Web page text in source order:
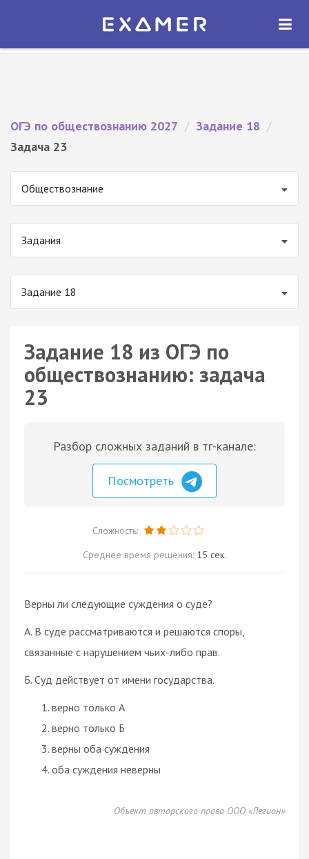
Экзамер — ЕГЭ 2027
ОТКРЫТЬ
ОГЭ по обществознанию 2027 / Задание 18 /
Задача 23
Обществознание
Задания
Задание 18
Задание 18 из ОГЭ по
обществознанию: задача
23
Разбор сложных заданий в тг-канале:
Посмотреть
Сложность:
Среднее время решения: 15 сек.
Верны ли следующие суждения о суде?
А. В суде рассматриваются и решаются споры,
связанные с нарушением чьих-либо прав.
Б. Суд действует от имени государства.
верно только А
верно только Б
верны оба суждения
оба суждения неверны
Объект авторского права ООО «Легион»